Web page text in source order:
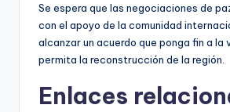
Se espera que las negociaciones de
con el apoyo de la comunidad
alcanzar un acuerdo que ponga fin a la
permita la reconstrucción de la región.
Enlaces